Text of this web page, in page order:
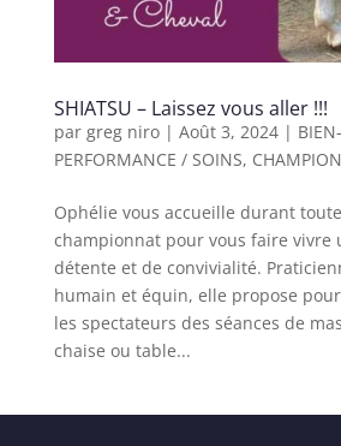
SHIATSU – Laissez vous aller !!!
par greg niro| Août 3, 2024|
PERFORMANCE / SOINS,
Ophélie vous accueille durant
championnat pour vous faire vivre
détente et de convivialité.
humain et équin, elle propose
les spectateurs des séances de
chaise ou table...